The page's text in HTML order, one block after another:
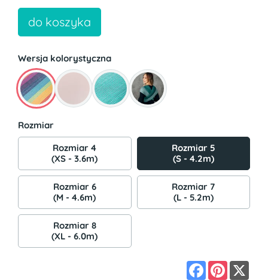
do koszyka
Wersja kolorystyczna
Rozmiar
Rozmiar 4
(XS - 3.6m)
Rozmiar 5
(S - 4.2m)
Rozmiar 6
(M - 4.6m)
Rozmiar 7
(L - 5.2m)
Rozmiar 8
(XL - 6.0m)
Facebook
Pinterest